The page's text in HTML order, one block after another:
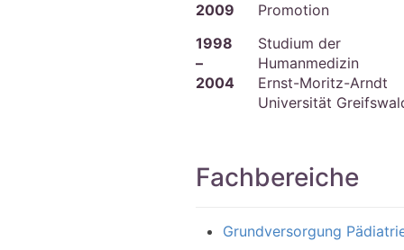
2009
1998
–
2004
Promotion
Studium der
Humanmedizin
Ernst-Moritz-Arndt
Universität
Fachbereiche
Grundversorgung